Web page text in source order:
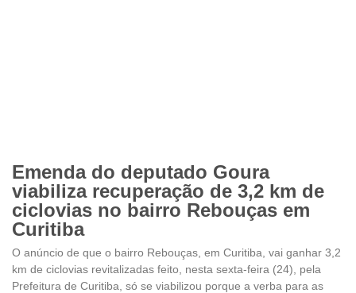
Emenda do deputado Goura
viabiliza recuperação de 3,2 km de
ciclovias no bairro Rebouças em
Curitiba
O anúncio de que o bairro Rebouças, em Curitiba, vai ganhar 3,2
km de ciclovias revitalizadas feito, nesta sexta-feira (24), pela
Prefeitura de Curitiba, só se viabilizou porque a verba para as